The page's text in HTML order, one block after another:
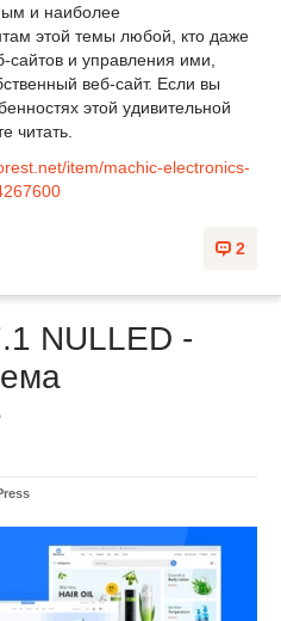
и наиболее
этой темы любой, кто даже
и управления ими,
веб-сайт. Если вы
этой удивительной
читать.
item/machic-electronics-
2
NULLED -